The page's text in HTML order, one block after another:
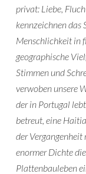
privat: Liebe,
kennzeichnen das
Menschlichkeit in
geographische
Stimmen und
verwoben unsere
der in Portugal
betreut, eine
der
enormer Dichte
Plattenbauleben